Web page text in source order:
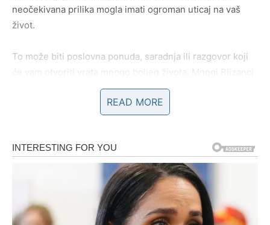
neočekivana prilika mogla imati ogroman uticaj na vaš
život.
To može biti poslovna ponuda, saradnja ili razgovor koji
će vam otvoriti vrata mnogo boljeg života. Mnogi Blizanci
će ostati šokirani koliko brzo bi se stvari mogle
ignorišete nove prilike i da ne dozvolite strahu da vas
READ MORE